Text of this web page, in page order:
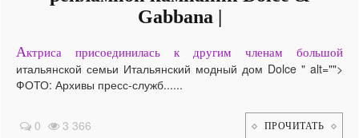
Gabbana |
Актриса присоединилась к другим членам большой
итальянской семьи Итальянский модный дом Dolce " alt="">
ФОТО: Архивы пресс-служб......
0 3 366 ПРОЧИТАТЬ